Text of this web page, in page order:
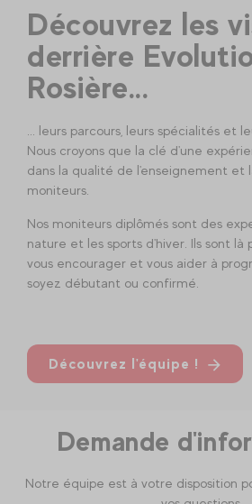
Découvrez les
derrière
Rosière...
... leurs parcours, leurs spécialités et
Nous croyons que la clé d'une
dans la qualité de l'enseignement et
moniteurs.
Nos moniteurs diplômés sont des
nature et les sports d'hiver. Ils sont là
vous encourager et vous aider à
soyez débutant ou confirmé.
Découvrez l'équipe !
Demande
Notre équipe est à votre disposition